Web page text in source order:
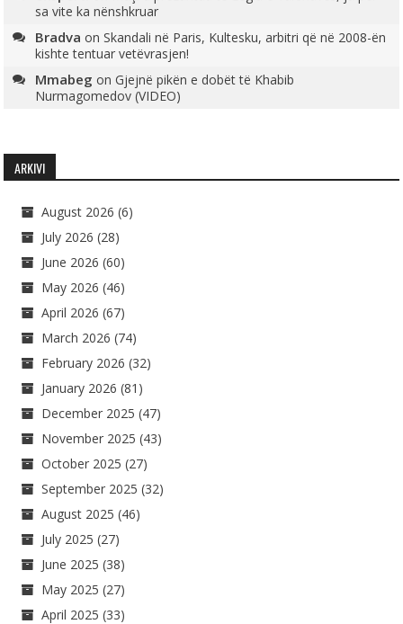
sa vite ka nënshkruar
Bradva onSkandali në Paris, Kultesku, arbitri që në 2008-ën
kishte tentuar vetëvrasjen!
Mmabeg onGjejnë pikën e dobët të Khabib
Nurmagomedov (VIDEO)
ARKIVI
August 2026 (6)
July 2026 (28)
June 2026 (60)
May 2026 (46)
April 2026 (67)
March 2026 (74)
February 2026 (32)
January 2026 (81)
December 2025 (47)
November 2025 (43)
October 2025 (27)
September 2025 (32)
August 2025 (46)
July 2025 (27)
June 2025 (38)
May 2025 (27)
April 2025 (33)